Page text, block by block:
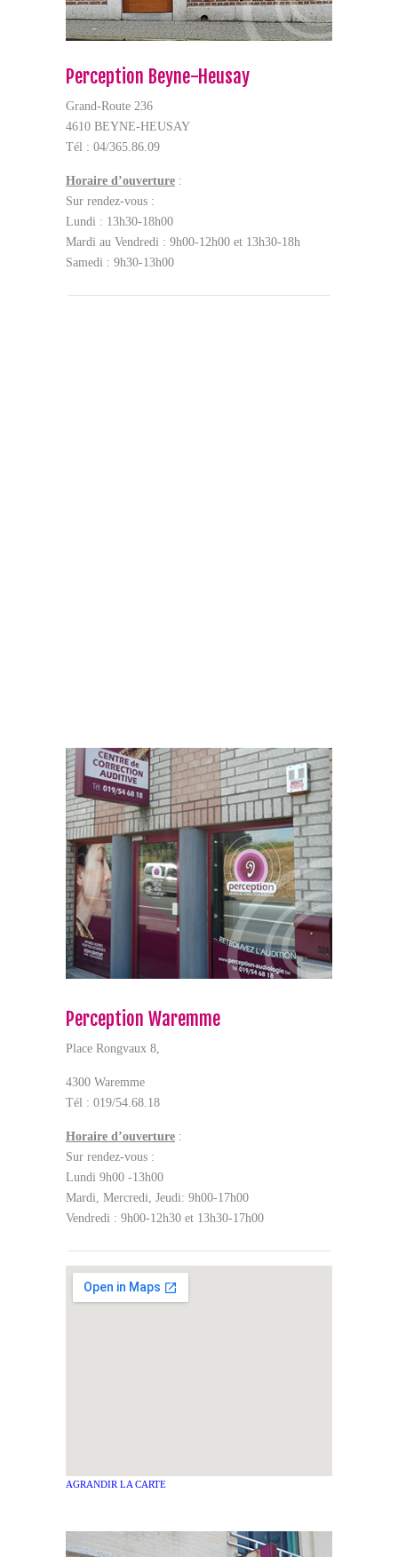
Perception Beyne-Heusay
Grand-Route 236
4610 BEYNE-HEUSAY
Tél : 04/365.86.09
Horaire d’ouverture :
Sur rendez-vous :
Lundi : 13h30-18h00
Mardi au Vendredi : 9h00-12h00 et 13h30-18h
Samedi : 9h30-13h00
Perception Waremme
Place Rongvaux 8,
4300 Waremme
Tél : 019/54.68.18
Horaire d’ouverture :
Sur rendez-vous :
Lundi 9h00 -13h00
Mardi, Mercredi, Jeudi: 9h00-17h00
Vendredi : 9h00-12h30 et 13h30-17h00
AGRANDIR LA CARTE